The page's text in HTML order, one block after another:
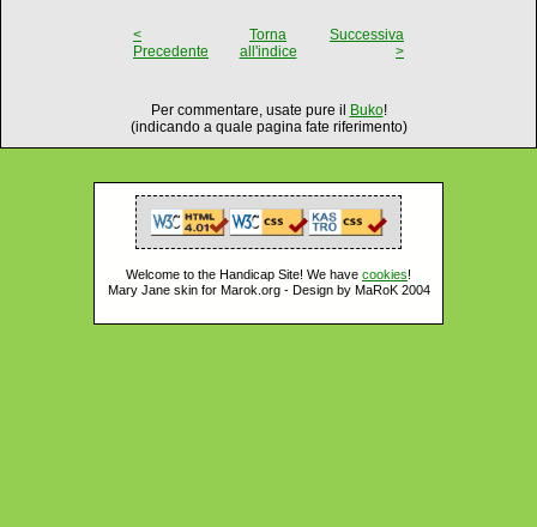
<
Precedente
Torna
all'indice
Successiva
>
Per commentare, usate pure il Buko!
(indicando a quale pagina fate riferimento)
Welcome to the Handicap Site! We have cookies!
Mary Jane skin for Marok.org - Design by MaRoK 2004